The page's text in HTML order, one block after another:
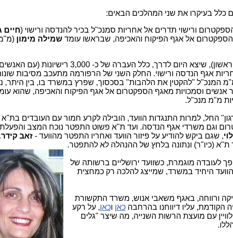
כלל בעיקרו את שני המהלכים הבאים:
ורישוי תדרים אל אחריות סמנכ"ל בכיר להנדסה ורישוי (חיים
אל אגף הפיקוח והאכיפה, שבראשו עומדשמילה מימון
החלק הראשון של הרפורמה (הסעיף הראשון), שיצא היום לדרך, כלל העברה
אגף הנדסה ורישוי. החלק השני של הרפורמה מתעכב מסיבות
מ"מ המנכ"ל "להקטין את הלהבות" בסכסוך, שפרץ במשרד בו, בין היתר,
אנשים וסמכויות מאגף הספקטרום אל אגף הפיקוח והאכיפה, שהוא
מ"מ מנכ"ל.
החל, למרות התנגדות הוועד, הובילה לקרע חמור עם העובדים
וגם משרדי אגף הנדסה. ועד ת"א פשוט התפטר נוכח המצב והפעלת
, שגם ביקש להודיע על פיזור הוועד ואחריו התפטר מהוועד -זאב קידר
ת"א (כיו"ר) ונתונה בלחץ של ההנהלה לא להתפטר.
לעובדה מוגמרת, כשוועד ירושליים ברשותה של
היחיד במשרד, שמייצג להלכה רק כמחצית
ורווחה, באגף משאבי אנוש, משרד התקשורת
הקודמת, עליו דיווחנו בהרחבהכאן וכאן, על רקע
עם מועצת הרשות השנייה, מה שיצר "גלים